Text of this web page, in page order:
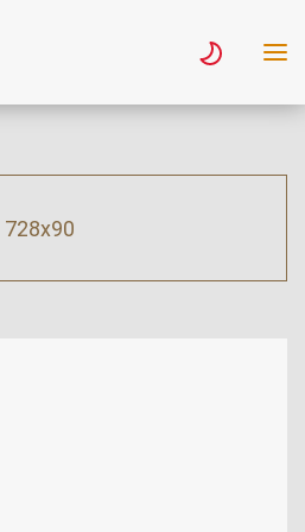
728x90